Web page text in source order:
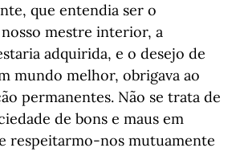
que entendia ser o
mestre interior, a
adquirida, e o desejo de
mundo melhor, obrigava ao
permanentes. Não se trata de
de bons e maus em
respeitarmo-nos mutuamente